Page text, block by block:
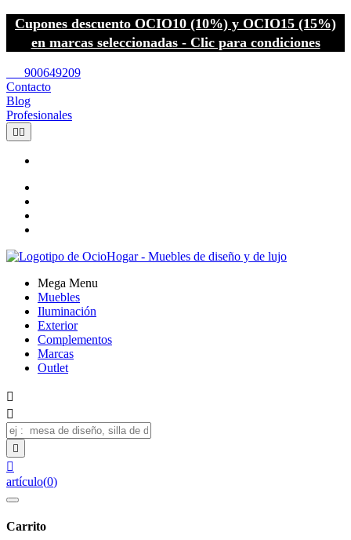
Cupones descuento OCIO10 (10%) y OCIO15 (15%)
en marcas seleccionadas - Clic para condiciones
900649209
Contacto
Blog
Profesionales
 
Mega Menu
Muebles
Iluminación
Exterior
Complementos
Marcas
Outlet




artículo(0)
Carrito